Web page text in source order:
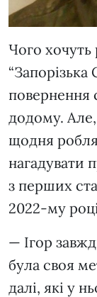
Чого хочуть
“Запорізька
повернення
додому.
щодня
нагадувати
з перших
2022-му
— Ігор
була своя
далі, які у